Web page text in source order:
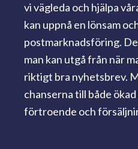
vi vägleda och hjälpa
kan uppnå en lönsam
postmarknadsföring.
man kan utgå från när
riktigt bra nyhetsbrev.
chanserna till både
förtroende och